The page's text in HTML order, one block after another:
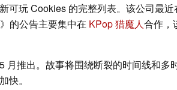
可玩 Cookies 的完整列表。该公司最近
的公告主要集中在 KPop 猎魔人合作，
月推出。故事将围绕断裂的时间线和多
快。